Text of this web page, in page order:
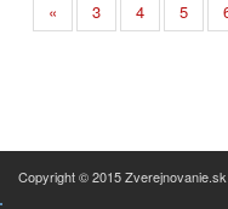
« 3 4 5
Copyright © 2015